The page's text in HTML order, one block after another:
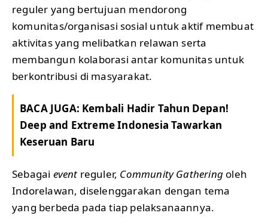
reguler yang bertujuan mendorong
komunitas/organisasi sosial untuk aktif membuat
aktivitas yang melibatkan relawan serta
membangun kolaborasi antar komunitas untuk
berkontribusi di masyarakat.
BACA JUGA: Kembali Hadir Tahun Depan!
Deep and Extreme Indonesia Tawarkan
Keseruan Baru
Sebagai event reguler, Community Gathering oleh
Indorelawan, diselenggarakan dengan tema
yang berbeda pada tiap pelaksanaannya.